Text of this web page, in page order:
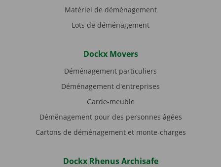
Matériel de déménagement
Lots de déménagement
Dockx Movers
Déménagement particuliers
Déménagement d'entreprises
Garde-meuble
Déménagement pour des personnes âgées
Cartons de déménagement et monte-charges
Dockx Rhenus Archisafe